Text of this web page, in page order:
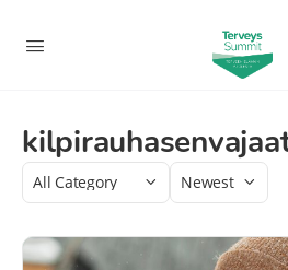
Category
Sort